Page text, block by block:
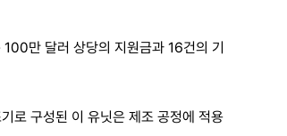
만 달러 상당의 지원금과 16건의 기
로 구성된 이 유닛은 제조 공정에 적용